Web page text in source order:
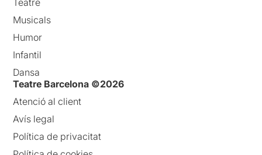
Teatre
Musicals
Humor
Infantil
Dansa
Teatre Barcelona ©2026
Atenció al client
Avís legal
Política de privacitat